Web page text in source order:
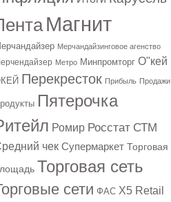
Магнит
Мерчандайзинговое агенство
Метро Минпромторг О"кей
Перекресток Прибыль Продажи
Пятерочка
Ромир Росстат СТМ
чек Супермаркет Торговая
Торговая сеть
сети ФАС Х5 Retail